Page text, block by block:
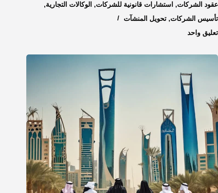
عقود الشركات, استشارات قانونية للشركات, الوكالات التجارية,
تأسيس الشركات, تحويل المنشآت
تعليق واحد